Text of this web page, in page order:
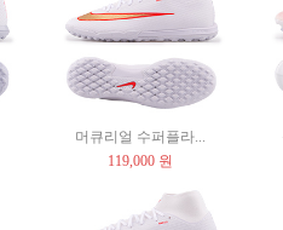
머큐리얼 수퍼플라...
119,000 원